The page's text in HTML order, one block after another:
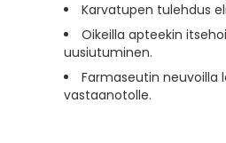
Karvatupen tulehdus
Oikeilla apteekin
uusiutuminen.
Farmaseutin
vastaanotolle.